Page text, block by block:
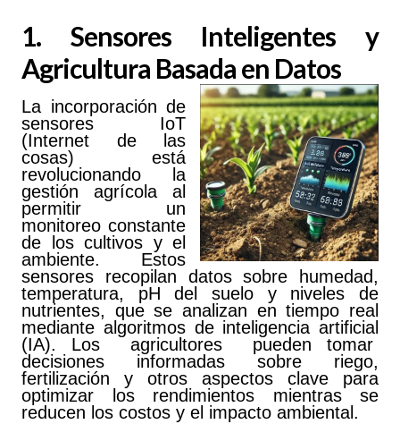
1. Sensores Inteligentes y
Agricultura Basada en Datos
La incorporación de
sensores IoT
(Internet de las
cosas) está
revolucionando la
gestión agrícola al
permitir un
monitoreo constante
de los cultivos y el
ambiente. Estos
sensores recopilan datos sobre humedad,
temperatura, pH del suelo y niveles de
nutrientes, que se analizan en tiempo real
mediante algoritmos de inteligencia artificial
(IA). Los agricultores pueden tomar
decisiones informadas sobre riego,
fertilización y otros aspectos clave para
optimizar los rendimientos mientras se
reducen los costos y el impacto ambiental.